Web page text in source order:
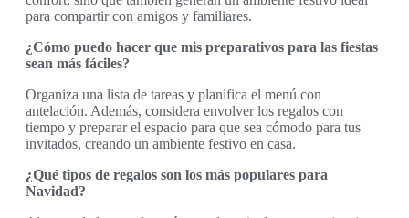
para compartir con amigos y familiares.
¿Cómo puedo hacer que mis preparativos para las fiestas
sean más fáciles?
Organiza una lista de tareas y planifica el menú con
antelación. Además, considera envolver los regalos con
tiempo y preparar el espacio para que sea cómodo para tus
invitados, creando un ambiente festivo en casa.
¿Qué tipos de regalos son los más populares para
Navidad?